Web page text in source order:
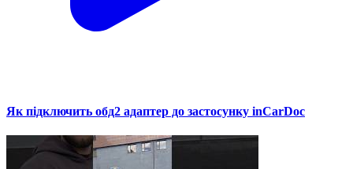
Як підключить обд2 адаптер до застосунку inCarDoc